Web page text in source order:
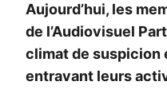
Aujourd’hui, les
de l’Audiovisuel
climat de suspicion
entravant leurs